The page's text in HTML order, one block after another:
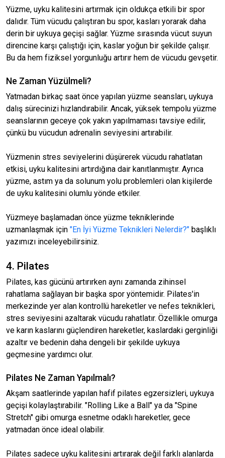
Yüzme, uyku kalitesini artırmak için oldukça etkili bir spor
dalıdır. Tüm vücudu çalıştıran bu spor, kasları yorarak daha
derin bir uykuya geçişi sağlar. Yüzme sırasında vücut suyun
direncine karşı çalıştığı için, kaslar yoğun bir şekilde çalışır.
Bu da hem fiziksel yorgunluğu artırır hem de vücudu gevşetir.
Ne Zaman Yüzülmeli?
Yatmadan birkaç saat önce yapılan yüzme seansları, uykuya
dalış sürecinizi hızlandırabilir. Ancak, yüksek tempolu yüzme
seanslarının geceye çok yakın yapılmaması tavsiye edilir,
çünkü bu vücudun adrenalin seviyesini artırabilir.
Yüzmenin stres seviyelerini düşürerek vücudu rahatlatan
etkisi, uyku kalitesini artırdığına dair kanıtlanmıştır. Ayrıca
yüzme, astım ya da solunum yolu problemleri olan kişilerde
de uyku kalitesini olumlu yönde etkiler.
Yüzmeye başlamadan önce yüzme tekniklerinde
uzmanlaşmak için "En İyi Yüzme Teknikleri Nelerdir?" başlıklı
yazımızı inceleyebilirsiniz.
4. Pilates
Pilates, kas gücünü artırırken aynı zamanda zihinsel
rahatlama sağlayan bir başka spor yöntemidir. Pilates'in
merkezinde yer alan kontrollü hareketler ve nefes teknikleri,
stres seviyesini azaltarak vücudu rahatlatır. Özellikle omurga
ve karın kaslarını güçlendiren hareketler, kaslardaki gerginliği
azaltır ve bedenin daha dengeli bir şekilde uykuya
geçmesine yardımcı olur.
Pilates Ne Zaman Yapılmalı?
Akşam saatlerinde yapılan hafif pilates egzersizleri, uykuya
geçişi kolaylaştırabilir. "Rolling Like a Ball" ya da "Spine
Stretch" gibi omurga esnetme odaklı hareketler, gece
yatmadan önce ideal olabilir.
Pilates sadece uyku kalitesini artırarak değil farklı alanlarda